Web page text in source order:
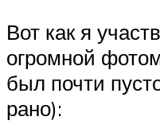
Вот как я
огромной
был почти
рано):